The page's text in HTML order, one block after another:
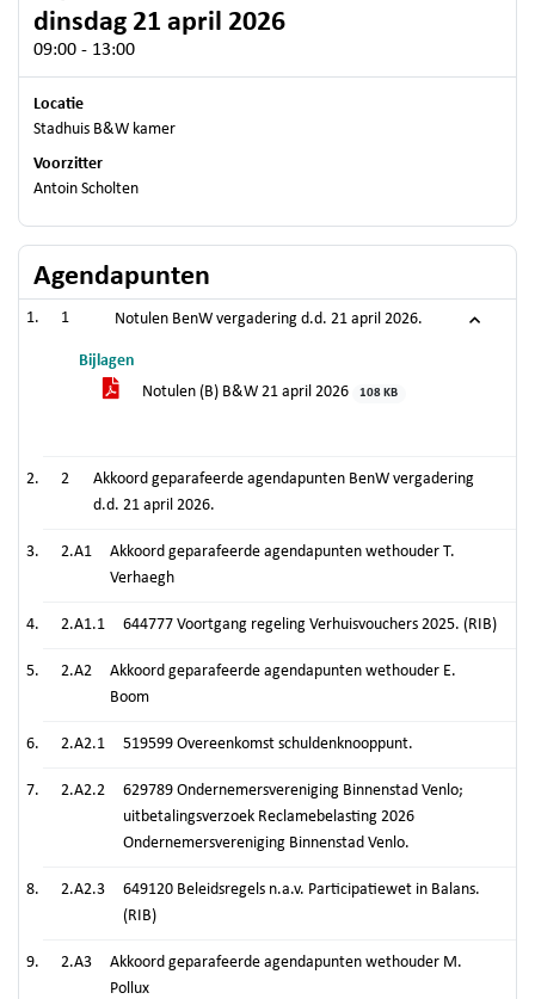
dinsdag 21 april 2026
09:00 - 13:00
Locatie
Stadhuis B&W kamer
Voorzitter
Antoin Scholten
Agendapunten
1 Notulen BenW vergadering d.d. 21 april 2026.
Bijlagen
Notulen (B) B&W 21 april 2026
108 KB
2
Akkoord geparafeerde agendapunten BenW vergadering
d.d. 21 april 2026.
2.A1
Akkoord geparafeerde agendapunten wethouder T.
Verhaegh
2.A1.1 644777 Voortgang regeling Verhuisvouchers 2025. (RIB)
2.A2
Akkoord geparafeerde agendapunten wethouder E.
Boom
2.A2.1 519599 Overeenkomst schuldenknooppunt.
2.A2.2
629789 Ondernemersvereniging Binnenstad Venlo;
uitbetalingsverzoek Reclamebelasting 2026
Ondernemersvereniging Binnenstad Venlo.
2.A2.3
649120 Beleidsregels n.a.v. Participatiewet in Balans.
(RIB)
2.A3
Akkoord geparafeerde agendapunten wethouder M.
Pollux